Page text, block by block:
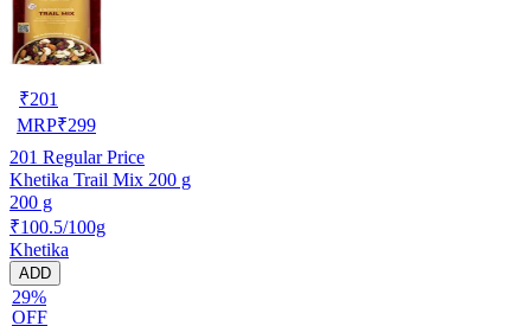
₹201
MRP₹299
201 Regular Price
Khetika Trail Mix 200 g
200 g
₹100.5/100g
Khetika
ADD
29%
OFF